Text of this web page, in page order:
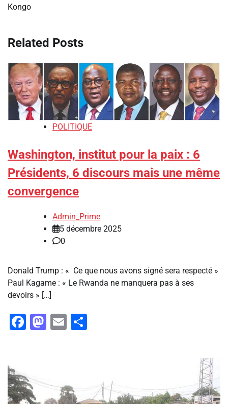
Kongo
Related Posts
POLITIQUE
Washington, institut pour la paix : 6
Présidents, 6 discours mais une même
convergence
Admin_Prime
5 décembre 2025
0
Donald Trump : « Ce que nous avons signé sera respecté »
Paul Kagame : « Le Rwanda ne manquera pas à ses
devoirs » […]
Facebook
Mastodon
Email